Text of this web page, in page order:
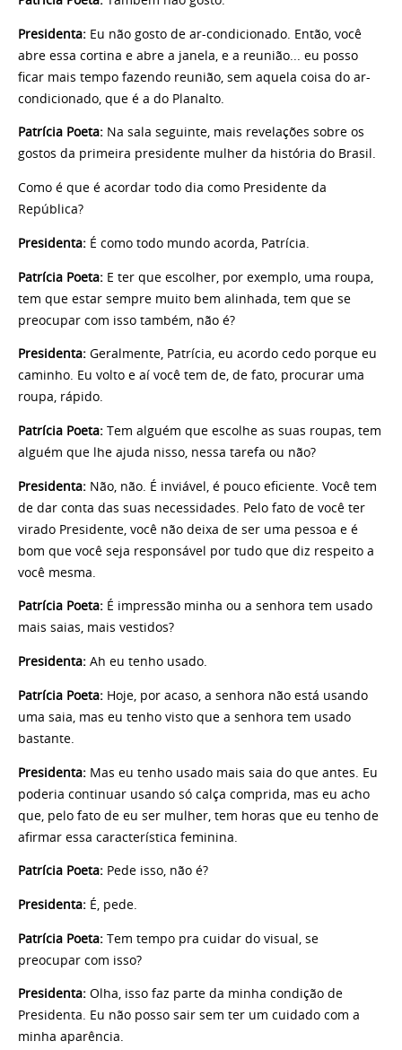
Presidenta: Eu não gosto de ar-condicionado. Então, você
abre essa cortina e abre a janela, e a reunião... eu posso
ficar mais tempo fazendo reunião, sem aquela coisa do ar-
condicionado, que é a do Planalto.
Patrícia Poeta: Na sala seguinte, mais revelações sobre os
gostos da primeira presidente mulher da história do Brasil.
Como é que é acordar todo dia como Presidente da
República?
Presidenta: É como todo mundo acorda, Patrícia.
Patrícia Poeta: E ter que escolher, por exemplo, uma roupa,
tem que estar sempre muito bem alinhada, tem que se
preocupar com isso também, não é?
Presidenta: Geralmente, Patrícia, eu acordo cedo porque eu
caminho. Eu volto e aí você tem de, de fato, procurar uma
roupa, rápido.
Patrícia Poeta: Tem alguém que escolhe as suas roupas, tem
alguém que lhe ajuda nisso, nessa tarefa ou não?
Presidenta: Não, não. É inviável, é pouco eficiente. Você tem
de dar conta das suas necessidades. Pelo fato de você ter
virado Presidente, você não deixa de ser uma pessoa e é
bom que você seja responsável por tudo que diz respeito a
você mesma.
Patrícia Poeta: É impressão minha ou a senhora tem usado
mais saias, mais vestidos?
Presidenta: Ah eu tenho usado.
Patrícia Poeta: Hoje, por acaso, a senhora não está usando
uma saia, mas eu tenho visto que a senhora tem usado
bastante.
Presidenta: Mas eu tenho usado mais saia do que antes. Eu
poderia continuar usando só calça comprida, mas eu acho
que, pelo fato de eu ser mulher, tem horas que eu tenho de
afirmar essa característica feminina.
Patrícia Poeta: Pede isso, não é?
Presidenta: É, pede.
Patrícia Poeta: Tem tempo pra cuidar do visual, se
preocupar com isso?
Presidenta: Olha, isso faz parte da minha condição de
Presidenta. Eu não posso sair sem ter um cuidado com a
minha aparência.